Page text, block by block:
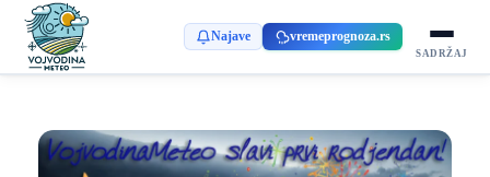
Najave vremeprognoza.rs
SADRŽAJ